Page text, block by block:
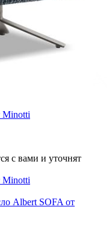
Minotti
с вами и уточнят
Albert SOFA от